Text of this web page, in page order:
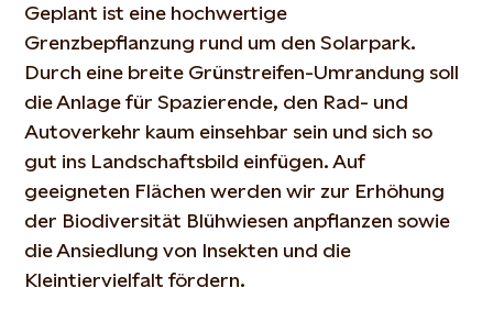
Geplant ist eine hochwertige
Grenzbepflanzung rund um den Solarpark.
Durch eine breite Grünstreifen-Umrandung soll
die Anlage für Spazierende, den Rad- und
Autoverkehr kaum einsehbar sein und sich so
gut ins Landschaftsbild einfügen. Auf
geeigneten Flächen werden wir zur Erhöhung
der Biodiversität Blühwiesen anpflanzen sowie
die Ansiedlung von Insekten und die
Kleintiervielfalt fördern.